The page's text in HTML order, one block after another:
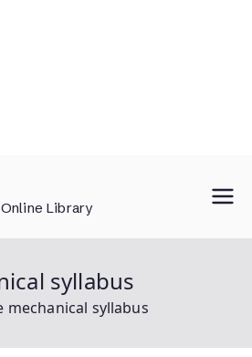
Library
syllabus
mechanical syllabus